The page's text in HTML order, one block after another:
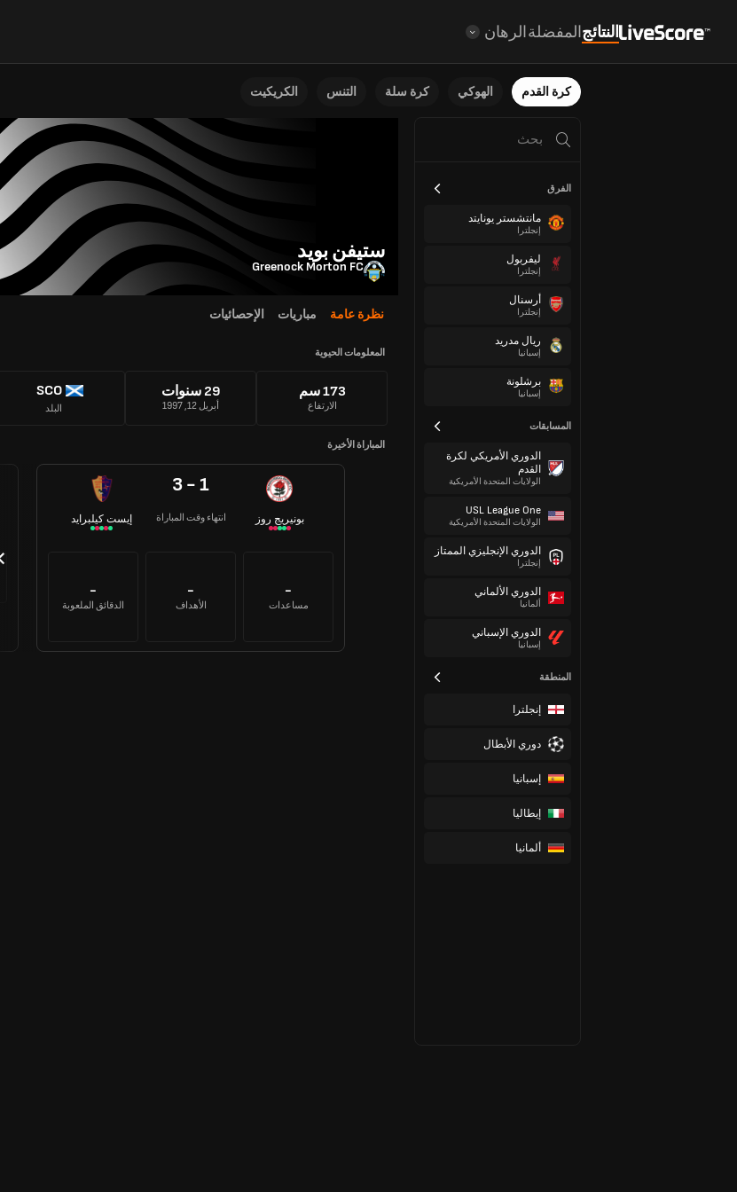
النتائجالمفضلةالرهان
كرة القدم الهوكي كرة سلة التنس الكريكيت
الفرق
مانتشستر يونايتد
إنجلترا
ليفربول
إنجلترا
أرسنال
إنجلترا
ريال مدريد
إسبانيا
برشلونة
إسبانيا
المسابقات
الدوري الأمريكي لكرة
القدم
الولايات المتحدة الأمريكية
USL League One
الولايات المتحدة الأمريكية
الدوري الإنجليزي الممتاز
إنجلترا
الدوري الألماني
ألمانيا
الدوري الإسباني
إسبانيا
المنطقة
إنجلترا
دوري الأبطال
إسبانيا
إيطاليا
ألمانيا
ستيفن بويد
Greenock Morton FC
نظرة عامة مباريات الإحصائيات
المعلومات الحيوية
173 سم
الارتفاع
29 سنوات
أبريل 12, 1997
SCO
البلد
المباراة الأخيرة
إيست كيلبرايد
3 - 1
انتهاء وقت المباراة بونيريج روز
-
الدقائق الملعوبة
-
الأهداف
-
مساعدات